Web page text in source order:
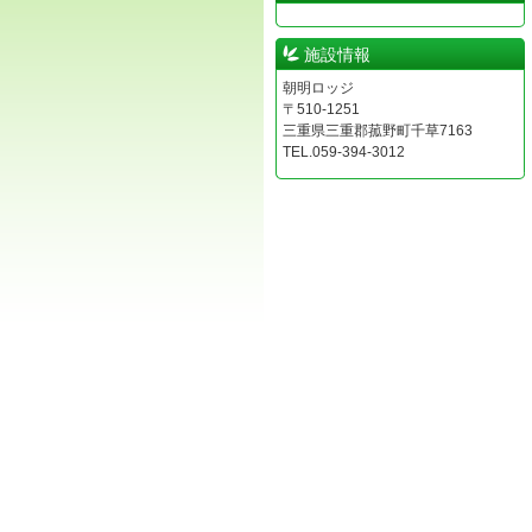
施設情報
朝明ロッジ
〒510-1251
三重県三重郡菰野町千草7163
TEL.059-394-3012